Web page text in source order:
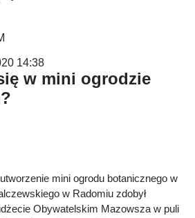
14:38
w mini ogrodzie
mini ogrodu botanicznego w
w Radomiu zdobył
Obywatelskim Mazowsza w puli